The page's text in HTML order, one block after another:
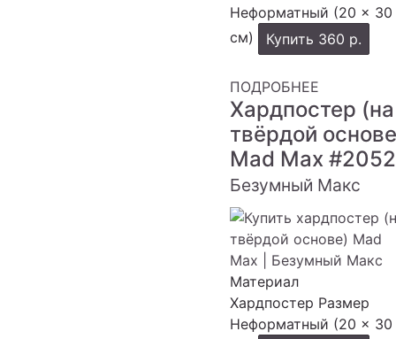
Неформатный (20 × 30
см)
Купить 360 р.
ПОДРОБНЕЕ
Хардпостер (на
твёрдой
Mad Max
Безумный Макс
Материал
Хардпостер Размер
Неформатный (20 × 30